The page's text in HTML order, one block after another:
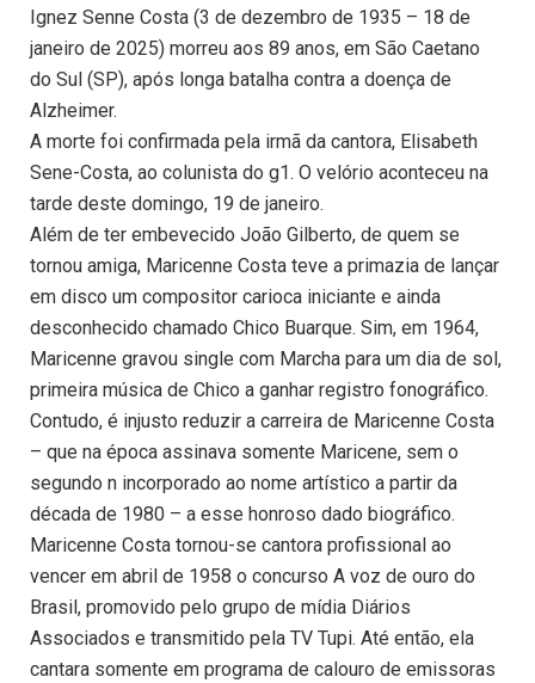
Ignez Senne Costa (3 de dezembro de 1935 – 18 de
janeiro de 2025) morreu aos 89 anos, em São Caetano
do Sul (SP), após longa batalha contra a doença de
Alzheimer.
A morte foi confirmada pela irmã da cantora, Elisabeth
Sene-Costa, ao colunista do g1. O velório aconteceu na
tarde deste domingo, 19 de janeiro.
Além de ter embevecido João Gilberto, de quem se
tornou amiga, Maricenne Costa teve a primazia de lançar
em disco um compositor carioca iniciante e ainda
desconhecido chamado Chico Buarque. Sim, em 1964,
Maricenne gravou single com Marcha para um dia de sol,
primeira música de Chico a ganhar registro fonográfico.
Contudo, é injusto reduzir a carreira de Maricenne Costa
– que na época assinava somente Maricene, sem o
segundo n incorporado ao nome artístico a partir da
década de 1980 – a esse honroso dado biográfico.
Maricenne Costa tornou-se cantora profissional ao
vencer em abril de 1958 o concurso A voz de ouro do
Brasil, promovido pelo grupo de mídia Diários
Associados e transmitido pela TV Tupi. Até então, ela
cantara somente em programa de calouro de emissoras